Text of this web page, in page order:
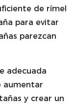
de rímel
para evitar
parezcan
adecuada
aumentar
y crear un